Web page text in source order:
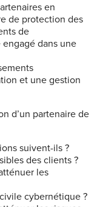
en
de protection des
de
dans une
et une gestion
d’un partenaire de
suivent-ils ?
des clients ?
les
cybernétique ?